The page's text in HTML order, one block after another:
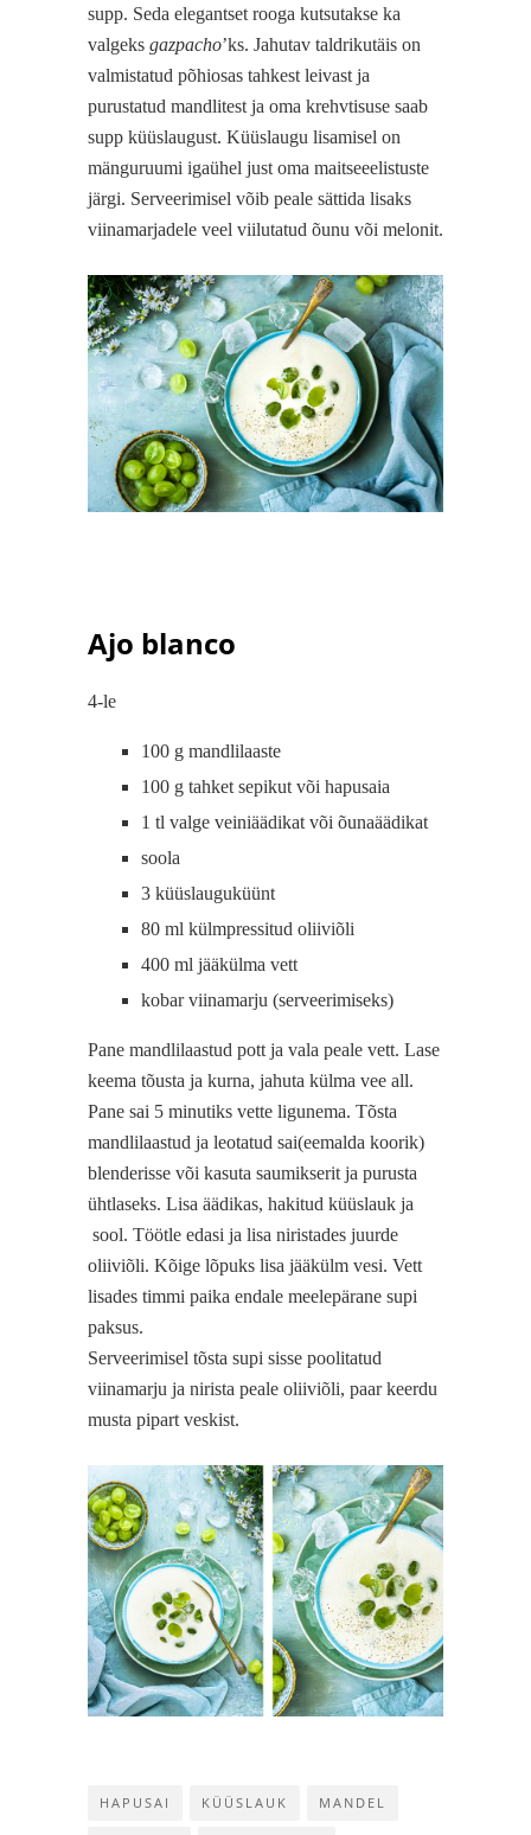
supp. Seda elegantset rooga kutsutakse ka
valgeks gazpacho’ks. Jahutav taldrikutäis on
valmistatud põhiosas tahkest leivast ja
purustatud mandlitest ja oma krehvtisuse saab
supp küüslaugust. Küüslaugu lisamisel on
mänguruumi igaühel just oma maitseeelistuste
järgi. Serveerimisel võib peale sättida lisaks
viinamarjadele veel viilutatud õunu või melonit.
Ajo blanco
4-le
100 g mandlilaaste
100 g tahket sepikut või hapusaia
1 tl valge veiniäädikat või õunaäädikat
soola
3 küüslauguküünt
80 ml külmpressitud oliiviõli
400 ml jääkülma vett
kobar viinamarju (serveerimiseks)
Pane mandlilaastud pott ja vala peale vett. Lase
keema tõusta ja kurna, jahuta külma vee all.
Pane sai 5 minutiks vette ligunema. Tõsta
mandlilaastud ja leotatud sai(eemalda koorik)
blenderisse või kasuta saumikserit ja purusta
ühtlaseks. Lisa äädikas, hakitud küüslauk ja
sool. Töötle edasi ja lisa niristades juurde
oliiviõli. Kõige lõpuks lisa jääkülm vesi. Vett
lisades timmi paika endale meelepärane supi
paksus.
Serveerimisel tõsta supi sisse poolitatud
viinamarju ja nirista peale oliiviõli, paar keerdu
musta pipart veskist.
HAPUSAI KÜÜSLAUK MANDEL